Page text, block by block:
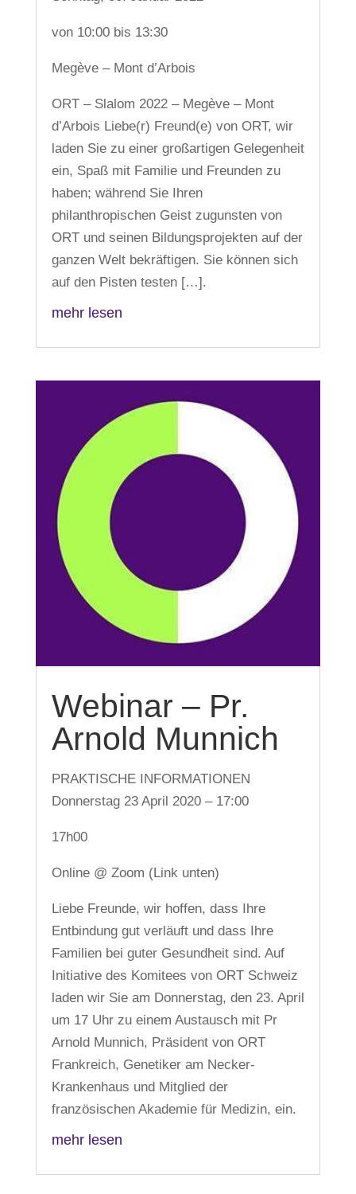
von 10:00 bis 13:30
Megève – Mont d’Arbois
ORT – Slalom 2022 – Megève – Mont
d’Arbois Liebe(r) Freund(e) von ORT, wir
laden Sie zu einer großartigen Gelegenheit
ein, Spaß mit Familie und Freunden zu
haben; während Sie Ihren
philanthropischen Geist zugunsten von
ORT und seinen Bildungsprojekten auf der
ganzen Welt bekräftigen. Sie können sich
auf den Pisten testen […].
mehr lesen
Webinar – Pr.
Arnold Munnich
PRAKTISCHE INFORMATIONEN
Donnerstag 23 April 2020 – 17:00
17h00
Online @ Zoom (Link unten)
Liebe Freunde, wir hoffen, dass Ihre
Entbindung gut verläuft und dass Ihre
Familien bei guter Gesundheit sind. Auf
Initiative des Komitees von ORT Schweiz
laden wir Sie am Donnerstag, den 23. April
um 17 Uhr zu einem Austausch mit Pr
Arnold Munnich, Präsident von ORT
Frankreich, Genetiker am Necker-
Krankenhaus und Mitglied der
französischen Akademie für Medizin, ein.
mehr lesen